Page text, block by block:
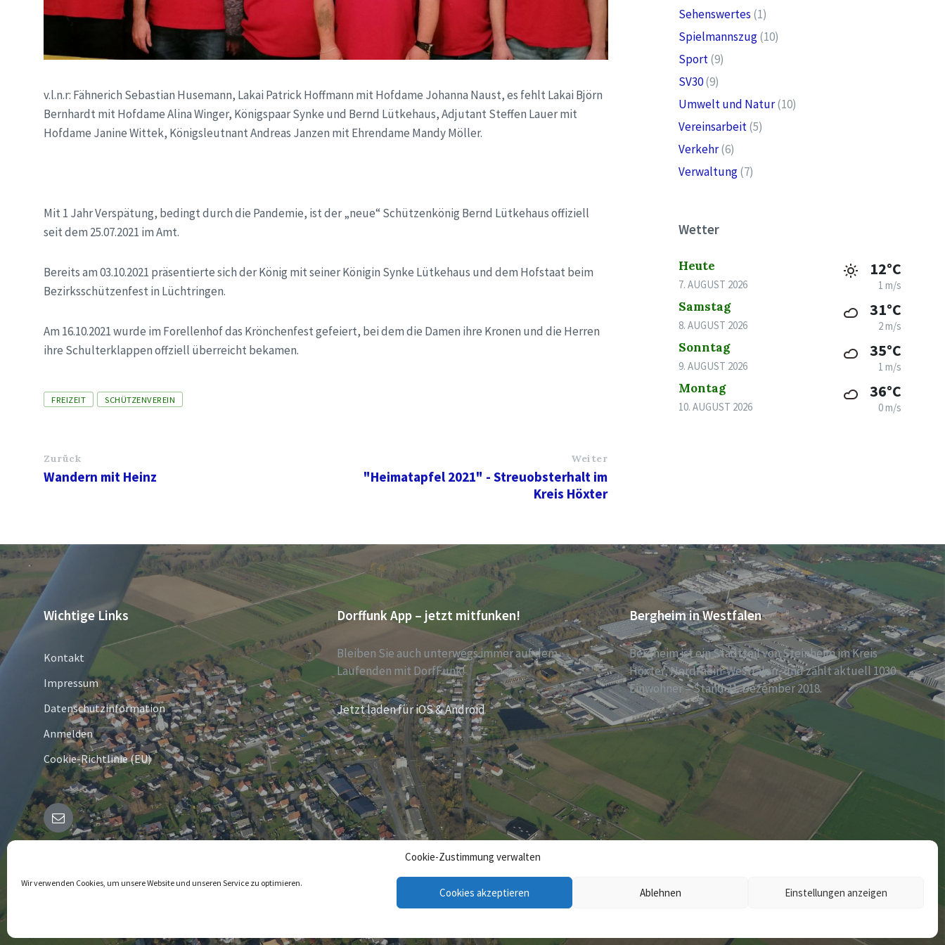
Cookie-Zustimmung verwalten
Wir verwenden Cookies, um unsere Website und unseren Service zu optimieren.
Cookies akzeptieren Ablehnen Einstellungen anzeigen
v.l.n.r: Fähnerich Sebastian Husemann, Lakai Patrick Hoffmann mit Hofdame Johanna Naust, es fehlt Lakai Björn
Bernhardt mit Hofdame Alina Winger, Königspaar Synke und Bernd Lütkehaus, Adjutant Steffen Lauer mit
Hofdame Janine Wittek, Königsleutnant Andreas Janzen mit Ehrendame Mandy Möller.
Mit 1 Jahr Verspätung, bedingt durch die Pandemie, ist der „neue“ Schützenkönig Bernd Lütkehaus offiziell
seit dem 25.07.2021 im Amt.
Bereits am 03.10.2021 präsentierte sich der König mit seiner Königin Synke Lütkehaus und dem Hofstaat beim
Bezirksschützenfest in Lüchtringen.
Am 16.10.2021 wurde im Forellenhof das Krönchenfest gefeiert, bei dem die Damen ihre Kronen und die Herren
ihre Schulterklappen offziell überreicht bekamen.
Tags
FREIZEIT SCHÜTZENVEREIN
Zurück
Wandern mit Heinz
Weiter
"Heimatapfel 2021" - Streuobsterhalt im
Kreis Höxter
Sehenswertes (1)
Spielmannszug(10)
Sport(9)
SV30(9)
Umwelt und Natur(10)
Vereinsarbeit(5)
Verkehr(6)
Verwaltung(7)
Wetter
Heute
7. AUGUST 2026
12°C
1 m/s
Samstag
8. AUGUST 2026
31°C
2 m/s
Sonntag
9. AUGUST 2026
35°C
1 m/s
Montag
10. AUGUST 2026
36°C
0 m/s
Wichtige Links
Kontakt
Impressum
Datenschutzinformation
Anmelden
Cookie-Richtlinie (EU)
Dorffunk App – jetzt mitfunken!
Bleiben Sie auch unterwegs immer auf dem
Laufenden mit DorfFunk!
Jetzt laden für iOS & Android
Bergheim in Westfalen
Bergheim ist ein Stadtteil von Steinheim im Kreis
Höxter, Nordrhein-Westfalen, und zählt aktuell 1030
Einwohner – Stand 31. Dezember 2018.
E-